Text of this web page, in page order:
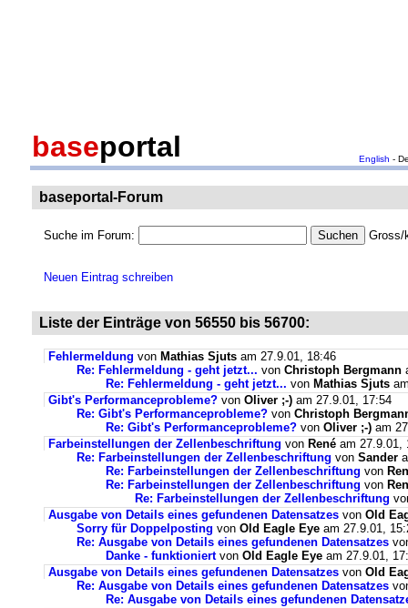
baseportal English -
baseportal-Forum
Suche im Forum: Gross/
Neuen Eintrag schreiben
Liste der Einträge von 56550 bis 56700:
Fehlermeldung von Mathias Sjuts am 27.9.01, 18:46
Re: Fehlermeldung - geht jetzt... von Christoph Bergmann
Re: Fehlermeldung - geht jetzt... von Mathias Sjuts
Gibt's Performanceprobleme? von Oliver ;-) am 27.9.01, 17:54
Re: Gibt's Performanceprobleme? von Christoph
Re: Gibt's Performanceprobleme? von Oliver ;-) am
Farbeinstellungen der Zellenbeschriftung von René am 27.9.01,
Re: Farbeinstellungen der Zellenbeschriftung von Sander
Re: Farbeinstellungen der Zellenbeschriftung von
Re: Farbeinstellungen der Zellenbeschriftung von
Re: Farbeinstellungen der Zellenbeschriftung
Ausgabe von Details eines gefundenen Datensatzes von Old
Sorry für Doppelposting von Old Eagle Eye am 27.9.01,
Re: Ausgabe von Details eines gefundenen Datensatzes
Danke - funktioniertvon Old Eagle Eye am 27.9.01,
Ausgabe von Details eines gefundenen Datensatzes von Old
Re: Ausgabe von Details eines gefundenen Datensatzes
Re: Ausgabe von Details eines gefundenen